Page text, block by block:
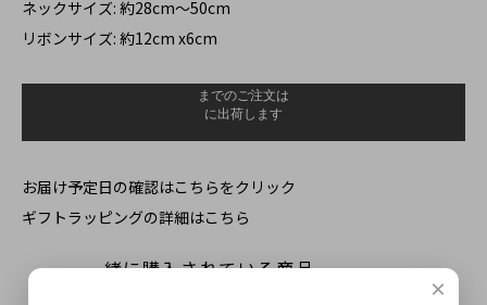
ネックサイズ: 約28cm～50cm
リボンサイズ: 約12cm x6cm
お届け予定日の確認はこちらをクリック
ギフトラッピングの詳細はこちら
一緒に購入されている商品
×